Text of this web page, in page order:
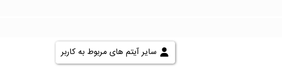
سایر آیتم های مربوط به کاربر